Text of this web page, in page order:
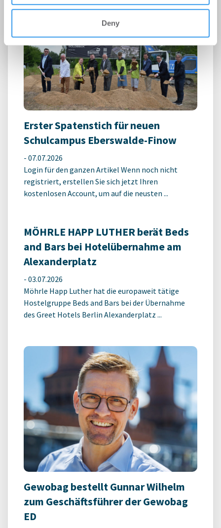
Deny
Erster Spatenstich für neuen
Schulcampus Eberswalde-Finow
- 07.07.2026
Login für den ganzen Artikel Wenn noch nicht
registriert, erstellen Sie sich jetzt Ihren
kostenlosen Account, um auf die neusten ...
MÖHRLE HAPP LUTHER berät Beds
and Bars bei Hotelübernahme am
Alexanderplatz
- 03.07.2026
Möhrle Happ Luther hat die europaweit tätige
Hostelgruppe Beds and Bars bei der Übernahme
des Greet Hotels Berlin Alexanderplatz ...
Gewobag bestellt Gunnar Wilhelm
zum Geschäftsführer der Gewobag
ED